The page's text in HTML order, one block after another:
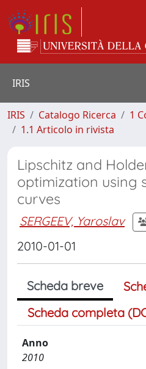
IRIS
IRIS Catalogo Ricerca
1
1.1 Articolo in rivista
Lipschitz and
optimization using
curves
SERGEEV, Yaroslav
2010-01-01
Scheda breve
Scheda completa
Anno
2010